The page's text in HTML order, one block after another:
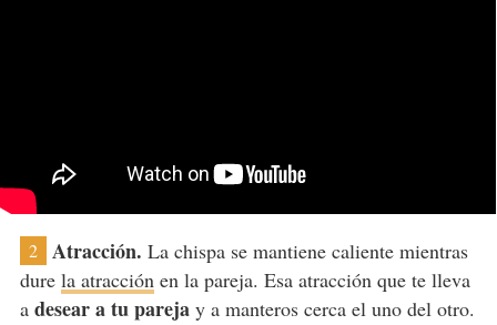
2 Atracción. La chispa se mantiene caliente mientras
dure la atracciónen la pareja. Esa atracción que te lleva
a desear a tu parejay a manteros cerca el uno del otro.